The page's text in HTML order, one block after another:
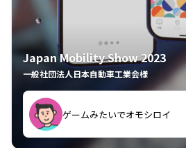
Japan Mobility Show 2023
一般社団法人日本自動車工業会様
ゲームみたいでオモシロイ
久々のモーターショーがアプ